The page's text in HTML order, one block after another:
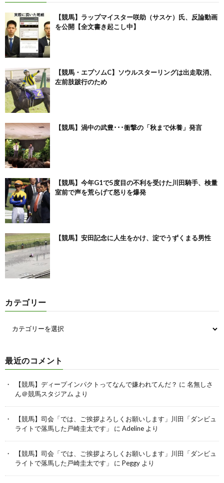
【競馬】ラップマイスター咲助（サスケ）氏、反論動画
を公開【全文書き起こし中】
【競馬・エプソムC】ソウルスターリングは出走取消、
左前肢跛行のため
【競馬】渦中の武豊･･･衝撃の「秋まで休養」発言
【競馬】今年G1で5度目の不利を受けた川田騎手、検量
室前で声を荒らげて怒りを爆発
【競馬】安田記念に人生をかけ、淀でうずくまる男性
カテゴリー
最近のコメント
【競馬】ディープインパクトってなんで嫌われてんだ？ に 名無しさ
ん＠競馬スタジアム より
【競馬】司会「では、ご挨拶よろしくお願いします」川田「ダンビュ
ライトで落馬した戸崎圭太です」
に Adeline より
【競馬】司会「では、ご挨拶よろしくお願いします」川田「ダンビュ
ライトで落馬した戸崎圭太です」
に Peggy より